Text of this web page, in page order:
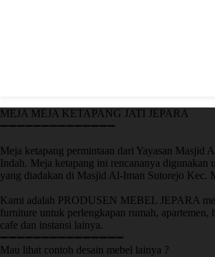
MEJA MEJA KETAPANG JATI JEPARA
➖➖➖➖➖➖➖➖➖➖➖➖➖➖
Meja ketapang permintaan dari Yayasan Masjid
Indah. Meja ketapang ini rencananya digunakan
yang diadakan di Masjid Al-Iman Sutorejo Kec.
Kami adalah PRODUSEN MEBEL JEPARA
furniture untuk perlengkapan rumah, apartemen,
cafe dan instansi lainya.
➖➖➖➖➖➖➖➖➖➖➖➖➖➖➖
Mau lihat contoh desain mebel lainya ?